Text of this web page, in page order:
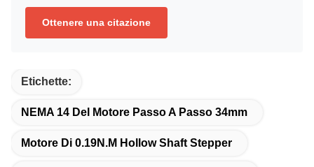
Ottenere una citazione
Etichette:
NEMA 14 Del Motore Passo A Passo 34mm
Motore Di 0.19N.M Hollow Shaft Stepper